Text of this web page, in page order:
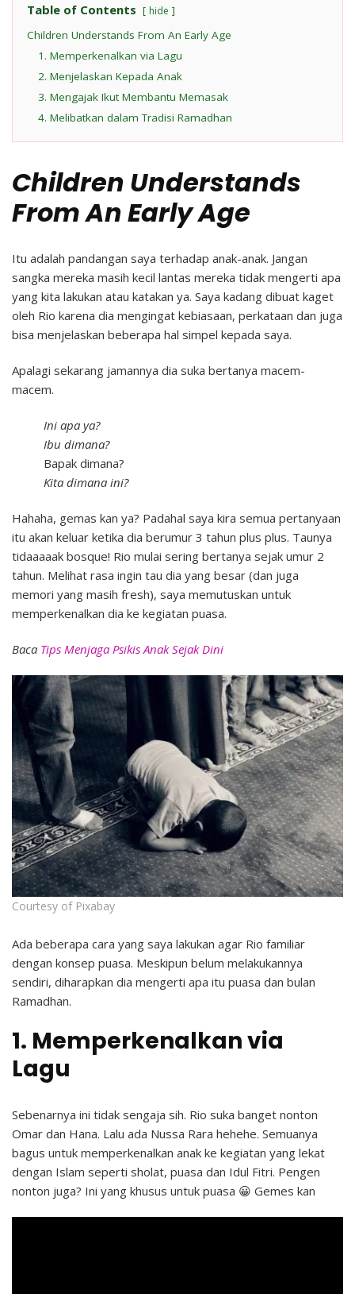
Table of Contents hide
Children Understands From An Early Age
1. Memperkenalkan via Lagu
2. Menjelaskan Kepada Anak
3. Mengajak Ikut Membantu Memasak
4. Melibatkan dalam Tradisi Ramadhan
Children Understands
From An Early Age
Itu adalah pandangan saya terhadap anak-anak. Jangan
sangka mereka masih kecil lantas mereka tidak mengerti apa
yang kita lakukan atau katakan ya. Saya kadang dibuat kaget
oleh Rio karena dia mengingat kebiasaan, perkataan dan juga
bisa menjelaskan beberapa hal simpel kepada saya.
Apalagi sekarang jamannya dia suka bertanya macem-
macem.
Ini apa ya?
Ibu dimana?
Bapak dimana?
Kita dimana ini?
Hahaha, gemas kan ya? Padahal saya kira semua pertanyaan
itu akan keluar ketika dia berumur 3 tahun plus plus. Taunya
tidaaaaak bosque! Rio mulai sering bertanya sejak umur 2
tahun. Melihat rasa ingin tau dia yang besar (dan juga
memori yang masih fresh), saya memutuskan untuk
memperkenalkan dia ke kegiatan puasa.
Baca Tips Menjaga Psikis Anak Sejak Dini
Courtesy of Pixabay
Ada beberapa cara yang saya lakukan agar Rio familiar
dengan konsep puasa. Meskipun belum melakukannya
sendiri, diharapkan dia mengerti apa itu puasa dan bulan
Ramadhan.
1. Memperkenalkan via
Lagu
Sebenarnya ini tidak sengaja sih. Rio suka banget nonton
Omar dan Hana. Lalu ada Nussa Rara hehehe. Semuanya
bagus untuk memperkenalkan anak ke kegiatan yang lekat
dengan Islam seperti sholat, puasa dan Idul Fitri. Pengen
nonton juga? Ini yang khusus untuk puasa 😀 Gemes kan